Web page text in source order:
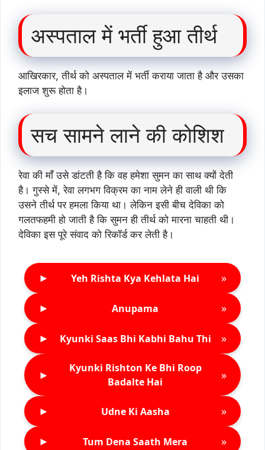
अस्पताल में भर्ती हुआ तीर्थ
आखिरकार, तीर्थ को अस्पताल में भर्ती कराया जाता है और उसका
इलाज शुरू होता है।
सच सामने लाने की कोशिश
रेवा की माँ उसे डांटती है कि वह हमेशा सुमन का साथ क्यों देती
है। गुस्से में, रेवा लगभग विक्रम का नाम लेने ही वाली थी कि
उसने तीर्थ पर हमला किया था। लेकिन इसी बीच देविका को
गलतफहमी हो जाती है कि सुमन ही तीर्थ को मारना चाहती थी।
देविका इस पूरे संवाद को रिकॉर्ड कर लेती है।
► Yeh Rishta Kya Kehlata Hai »
► Anupama »
► Kyunki Saas Bhi Kabhi Bahu Thi »
►
Kyunki Rishton Ke Bhi Roop
Badalte Hai
»
► Udne Ki Aasha »
► Tum Dena Saath Mera »